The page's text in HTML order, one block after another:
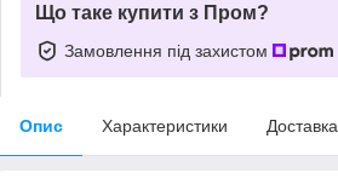
Що таке купити з Пром?
Замовлення під захистом
Опис Характеристики Доставка